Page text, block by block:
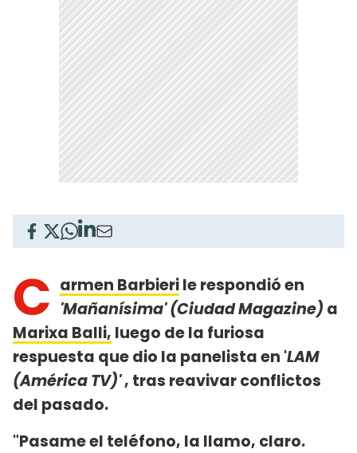
C armen Barbierile respondió en
'Mañanísima' (Ciudad Magazine) a
Marixa Balli, luego de la furiosa
respuesta que dio la panelista en 'LAM
(América TV)', tras reavivar conflictos
del pasado.
"Pasame el teléfono, la llamo, claro.